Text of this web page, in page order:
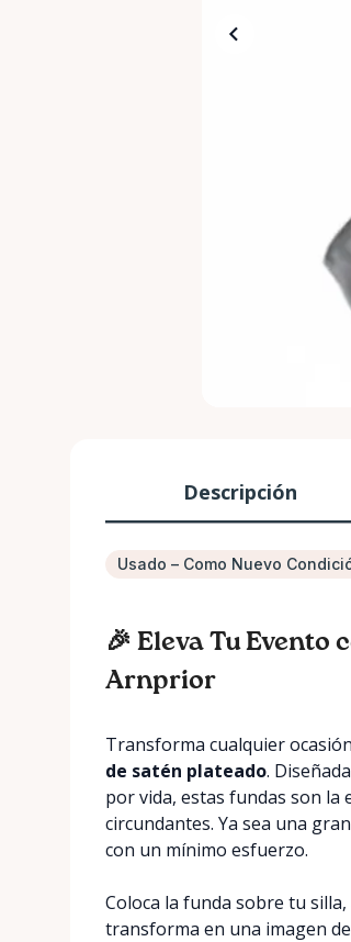
Descripción
Usado – Como Nuevo
🎉 Eleva Tu Evento
Arnprior
Transforma cualquier
de satén plateado.
por vida, estas fundas son la
circundantes. Ya sea una
con un mínimo esfuerzo.
Coloca la funda sobre tu
transforma en una imagen